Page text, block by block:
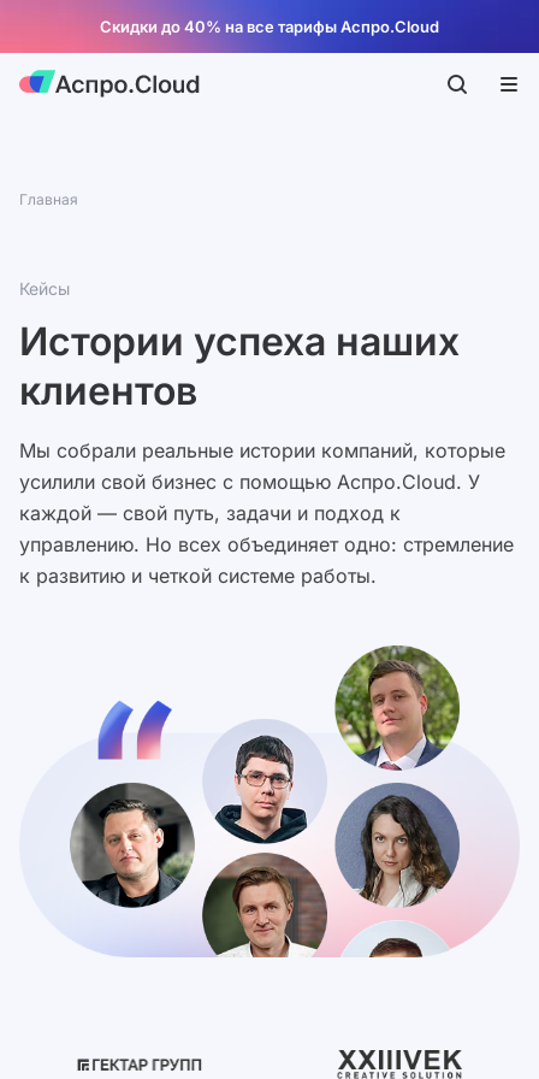
Скидки до 40% на все тарифы Аспро.Cloud
Главная
Кейсы
Истории успеха наших
клиентов
Мы собрали реальные истории компаний, которые
усилили свой бизнес с помощью Аспро.Cloud. У
каждой — свой путь, задачи и подход к
управлению. Но всех объединяет одно: стремление
к развитию и четкой системе работы.